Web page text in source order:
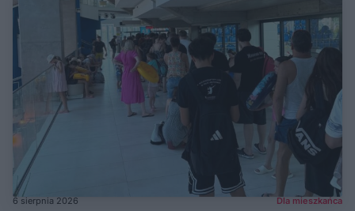
6 sierpnia 2026 Dla mieszkańca